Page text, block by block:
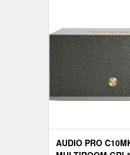
AUDIO PRO